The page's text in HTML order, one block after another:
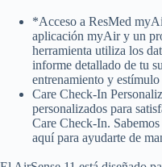
*Acceso a ResMed
aplicación myAir y un
herramienta utiliza los
informe detallado de tu
entrenamiento y
Care Check-In
personalizados para
Care Check-In.
aquí para ayudarte de